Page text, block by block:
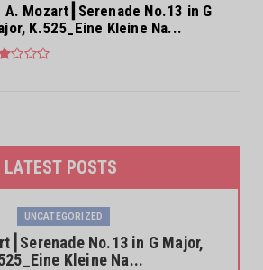
A. Mozart┃Serenade No.13 in G
K.525_Eine Kleine Na...
LATEST POSTS
UNCATEGORIZED
No.13 in G Major,
Kleine Na...